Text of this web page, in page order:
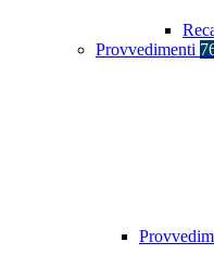
Provvedimenti